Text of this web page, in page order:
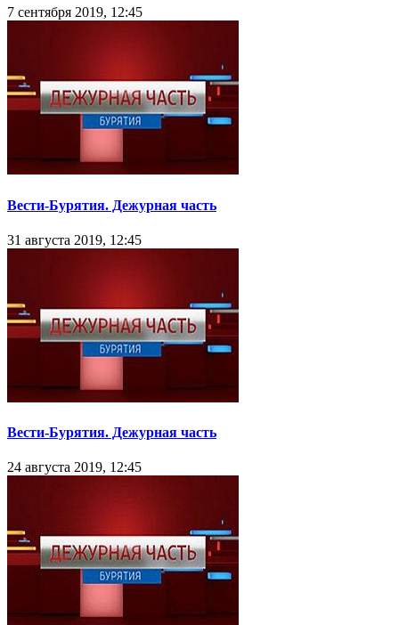
7 сентября 2019, 12:45
Вести-Бурятия. Дежурная часть
31 августа 2019, 12:45
Вести-Бурятия. Дежурная часть
24 августа 2019, 12:45